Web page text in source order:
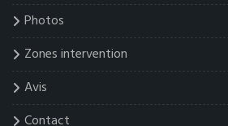
Photos
Zones intervention
Avis
Contact